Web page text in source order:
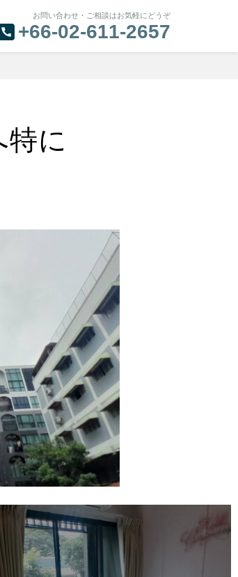
お問い合わせ・ご相談はお気軽にどうぞ
+66-02-611-2657
に